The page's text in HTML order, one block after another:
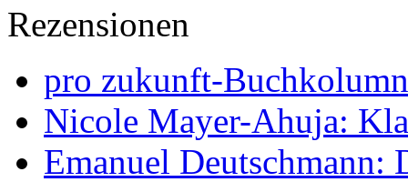
Rezensionen
pro zukunft-
Nicole Mayer-Ahuja:
Emanuel Deutschmann: